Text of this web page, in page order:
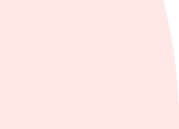
utrustning för snabbladdare
kronor.